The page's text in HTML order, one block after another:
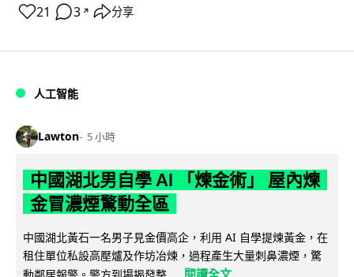
21 3 ↗ 分享
人工智能
Lawton 5 小時
中國湖北男自學 AI 「煉金術」 屋內煉
金冒濃煙驚動全區
中國湖北黃石一名男子見金價高企，利用 AI 自學提煉黃金，在
租住單位私設高壓爐及作坊冶煉，過程產生大量刺鼻濃煙，驚
動鄰居報警。警方到場揭發整...
閱讀全文